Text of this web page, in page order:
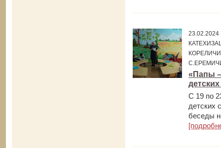
«Папы
С 19 по
детских
беседы